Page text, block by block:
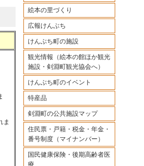
絵本の里づくり
広報けんぶち
けんぶち町の施設
観光情報（絵本の館ほか観光
施設・剣淵町観光協会へ）
けんぶち町のイベント
特産品
剣淵町の公共施設マップ
住民票・戸籍・税金・年金・
番号制度（マイナンバー）
国民健康保険・後期高齢者医
療
ま